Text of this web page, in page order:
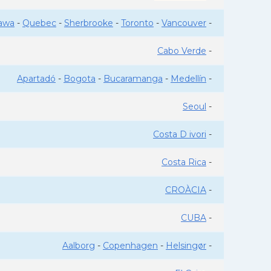
- Quebec - Sherbrooke - Toronto - Vancouver -
Cabo Verde -
Apartadó - Bogota - Bucaramanga - Medellín -
Seoul -
Costa D ivori -
Costa Rica -
CROÀCIA -
CUBA -
Aalborg - Copenhagen - Helsingør -